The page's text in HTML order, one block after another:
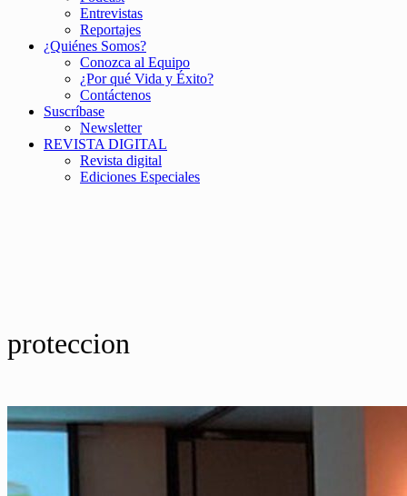
Entrevistas
Reportajes
¿Quiénes Somos?
Conozca al Equipo
¿Por qué Vida y Éxito?
Contáctenos
Suscríbase
Newsletter
REVISTA DIGITAL
Revista digital
Ediciones Especiales
proteccion